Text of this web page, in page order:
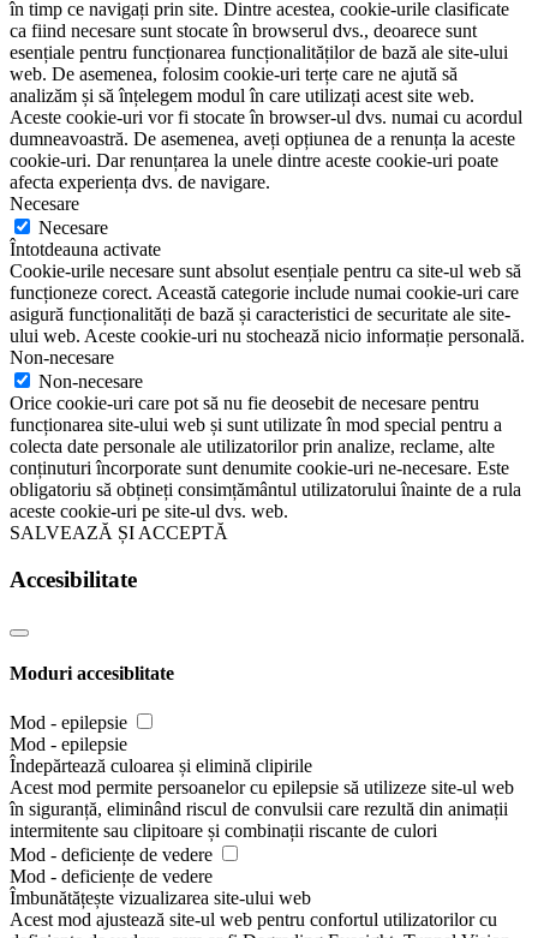
în timp ce navigați prin site. Dintre acestea, cookie-urile clasificate
ca fiind necesare sunt stocate în browserul dvs., deoarece sunt
esențiale pentru funcționarea funcționalităților de bază ale site-ului
web. De asemenea, folosim cookie-uri terțe care ne ajută să
analizăm și să înțelegem modul în care utilizați acest site web.
Aceste cookie-uri vor fi stocate în browser-ul dvs. numai cu acordul
dumneavoastră. De asemenea, aveți opțiunea de a renunța la aceste
cookie-uri. Dar renunțarea la unele dintre aceste cookie-uri poate
afecta experiența dvs. de navigare.
Necesare
Necesare
Întotdeauna activate
Cookie-urile necesare sunt absolut esențiale pentru ca site-ul web să
funcționeze corect. Această categorie include numai cookie-uri care
asigură funcționalități de bază și caracteristici de securitate ale site-
ului web. Aceste cookie-uri nu stochează nicio informație personală.
Non-necesare
Non-necesare
Orice cookie-uri care pot să nu fie deosebit de necesare pentru
funcționarea site-ului web și sunt utilizate în mod special pentru a
colecta date personale ale utilizatorilor prin analize, reclame, alte
conținuturi încorporate sunt denumite cookie-uri ne-necesare. Este
obligatoriu să obțineți consimțământul utilizatorului înainte de a rula
aceste cookie-uri pe site-ul dvs. web.
SALVEAZĂ ȘI ACCEPTĂ
Accesibilitate
Moduri accesiblitate
Mod - epilepsie
Mod - epilepsie
Îndepărtează culoarea și elimină clipirile
Acest mod permite persoanelor cu epilepsie să utilizeze site-ul web
în siguranță, eliminând riscul de convulsii care rezultă din animații
intermitente sau clipitoare și combinații riscante de culori
Mod - deficiențe de vedere
Mod - deficiențe de vedere
Îmbunătățește vizualizarea site-ului web
Acest mod ajustează site-ul web pentru confortul utilizatorilor cu